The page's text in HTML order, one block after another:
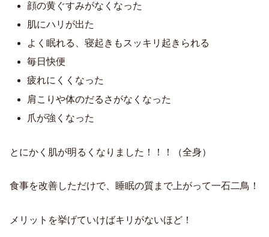
顔の黄ぐすみがなくなった
肌にハリが出た
よく眠れる、寝起きもスッキリ起きられる
毎日快便
疲れにくくなった
肩こりや体のだるさがなくなった
爪が強くなった
とにかく肌が明るくなりました！！！（全身）
食事を改善しただけで、睡眠の質まで上がって一石二鳥！
メリットを挙げていけばキリがないほど！